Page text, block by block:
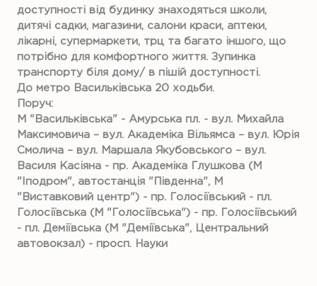
доступності від будинку знаходяться школи,
дитячі садки, магазини, салони краси, аптеки,
лікарні, супермаркети, трц та багато іншого, що
потрібно для комфортного життя. Зупинка
транспорту біля дому/ в пішій доступності.
До метро Васильківська 20 ходьби.
Поруч:
М "Васильківська" - Амурська пл. - вул. Михайла
Максимовича – вул. Академіка Вільямса – вул. Юрія
Смолича – вул. Маршала Якубовського – вул.
Василя Касіяна - пр. Академіка Глушкова (М
"Іподром", автостанція "Південна", М
"Виставковий центр") - пр. Голосіївський - пл.
Голосіївська (М "Голосіївська") - пр. Голосіївський
- пл. Деміївська (М "Деміївська", Центральний
автовокзал) - просп. Науки